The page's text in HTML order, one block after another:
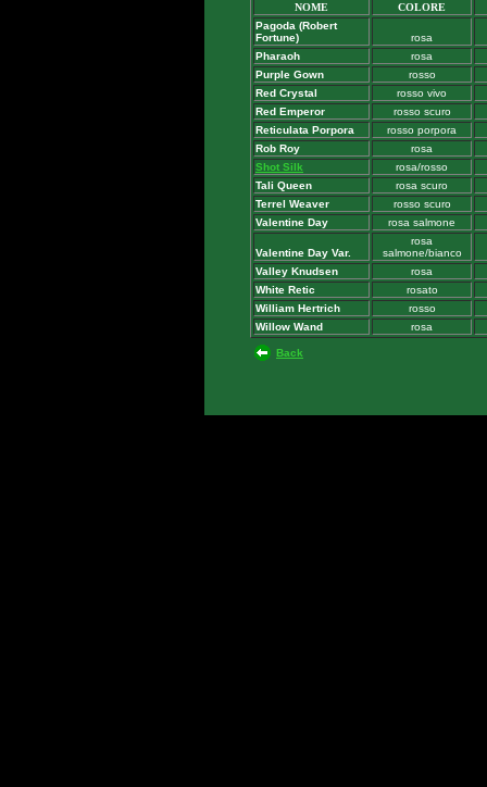
NOME
COLORE
Pagoda (Robert
Fortune)
rosa
Pharaoh
rosa
Purple Gown
rosso
Red Crystal
rosso vivo
Red Emperor
rosso scuro
Reticulata Porpora
rosso porpora
Rob Roy
rosa
Shot Silk
rosa/rosso
Tali Queen
rosa scuro
Terrel Weaver
rosso scuro
Valentine Day
rosa salmone
Valentine Day Var.
rosa
salmone/bianco
Valley Knudsen
rosa
White Retic
rosato
William Hertrich
rosso
Willow Wand
rosa
Back